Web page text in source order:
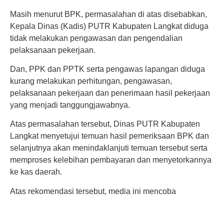
Masih menurut BPK, permasalahan di atas disebabkan,
Kepala Dinas (Kadis) PUTR Kabupaten Langkat diduga
tidak melakukan pengawasan dan pengendalian
pelaksanaan pekerjaan.
Dan, PPK dan PPTK serta pengawas lapangan diduga
kurang melakukan perhitungan, pengawasan,
pelaksanaan pekerjaan dan penerimaan hasil pekerjaan
yang menjadi tanggungjawabnya.
Atas permasalahan tersebut, Dinas PUTR Kabupaten
Langkat menyetujui temuan hasil pemeriksaan BPK dan
selanjutnya akan menindaklanjuti temuan tersebut serta
memproses kelebihan pembayaran dan menyetorkannya
ke kas daerah.
Atas rekomendasi tersebut, media ini mencoba